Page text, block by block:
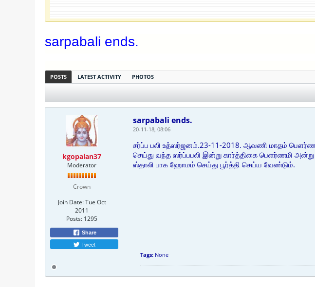
sarpabali ends.
POSTS LATEST ACTIVITY PHOTOS
kgopalan37
Moderator
Crown
Join Date: Tue Oct
2011
Posts: 1295
Share
Tweet
sarpabali ends.
20-11-18, 08:06
சர்ப்ப பலி உத்ஸர்ஜனம்.23-11-2018. ஆவணி மாதம்
செய்து வந்த ஸர்ப்பபலி இன்று கார்த்திகை பெளர்ணமி
ஸ்தாலி பாக ஹோமம் செய்து பூர்த்தி செய்ய வேண்டும்.
Tags: None